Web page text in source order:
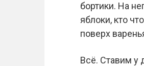
бортики. На
яблоки, кто
поверх
Всё. Ставим у